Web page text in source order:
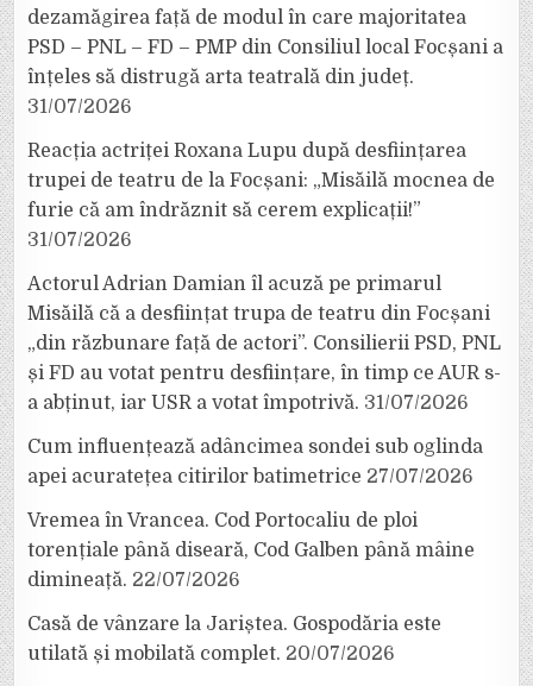
dezamăgirea față de modul în care majoritatea
PSD – PNL – FD – PMP din Consiliul local Focșani a
înțeles să distrugă arta teatrală din județ.
31/07/2026
Reacția actriței Roxana Lupu după desființarea
trupei de teatru de la Focșani: „Misăilă mocnea de
furie că am îndrăznit să cerem explicații!”
31/07/2026
Actorul Adrian Damian îl acuză pe primarul
Misăilă că a desființat trupa de teatru din Focșani
„din răzbunare față de actori”. Consilierii PSD, PNL
și FD au votat pentru desființare, în timp ce AUR s-
a abținut, iar USR a votat împotrivă. 31/07/2026
Cum influențează adâncimea sondei sub oglinda
apei acuratețea citirilor batimetrice 27/07/2026
Vremea în Vrancea. Cod Portocaliu de ploi
torențiale până diseară, Cod Galben până mâine
dimineață. 22/07/2026
Casă de vânzare la Jariștea. Gospodăria este
utilată și mobilată complet. 20/07/2026